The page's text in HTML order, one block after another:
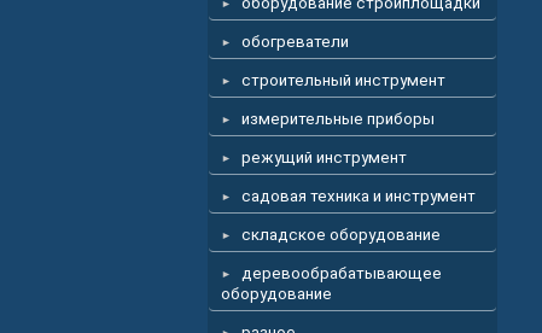
обогреватели
строительный инструмент
измерительные приборы
режущий инструмент
садовая техника и инструмент
складское оборудование
деревообрабатывающее
оборудование